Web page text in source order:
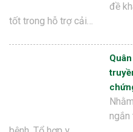
đề
tốt trong hỗ trợ cải…
ngắn